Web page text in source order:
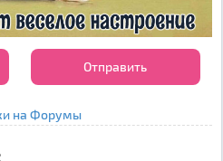
Отправить
на Форумы